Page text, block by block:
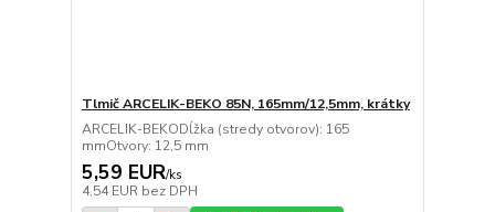
Tlmič ARCELIK-BEKO 85N, 165mm/12,5mm, krátky
ARCELIK-BEKODĺžka (stredy otvorov): 165
mmOtvory: 12,5 mm
5,59 EUR/ks
4,54 EUR bez DPH